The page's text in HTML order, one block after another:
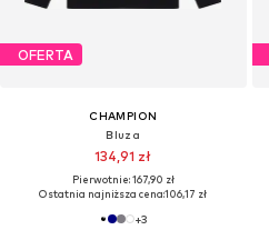
OFERTA
CHAMPION
Bluza
134,91 zł
Pierwotnie: 167,90 zł
Ostatnia najniższa cena:106,17 zł
+3